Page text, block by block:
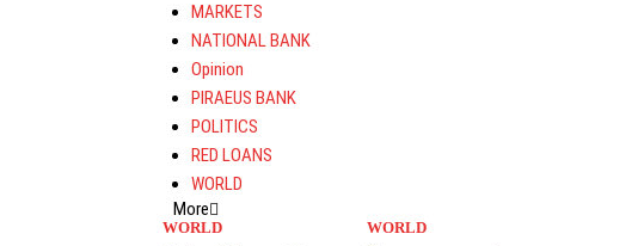
MARKETS
NATIONAL BANK
Opinion
PIRAEUS BANK
POLITICS
RED LOANS
WORLD
More
WORLD
WORLD